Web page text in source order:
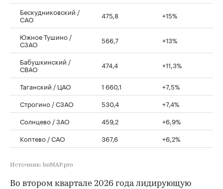
Бескудниковский /
САО 475,8 +15%
Южное Тушино /
СЗАО 566,7 +13%
Бабушкинский /
СВАО 474,4 +11,3%
Таганский / ЦАО 1 660,1
+7,5%
Строгино / СЗАО
530,4
+7,4%
Солнцево / ЗАО
459,2
+6,9%
Коптево / САО
367,6 +6,2%
Источник: bnMAP.pro
Во втором квартале 2026 года лидирующую